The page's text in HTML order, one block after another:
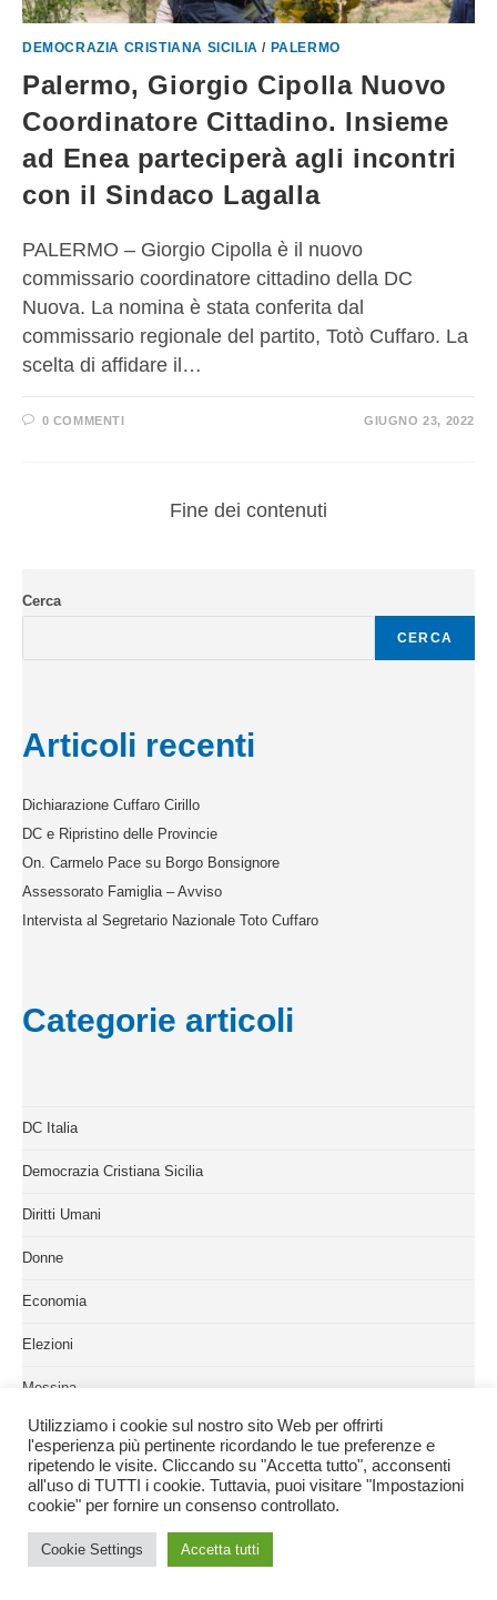
DEMOCRAZIA CRISTIANA SICILIA / PALERMO
Palermo, Giorgio Cipolla Nuovo
Coordinatore Cittadino. Insieme
ad Enea parteciperà agli incontri
con il Sindaco Lagalla
PALERMO – Giorgio Cipolla è il nuovo
commissario coordinatore cittadino della DC
Nuova. La nomina è stata conferita dal
commissario regionale del partito, Totò Cuffaro. La
scelta di affidare il…
0 COMMENTI GIUGNO 23, 2022
Fine dei contenuti
Cerca
CERCA
Articoli recenti
Dichiarazione Cuffaro Cirillo
DC e Ripristino delle Provincie
On. Carmelo Pace su Borgo Bonsignore
Assessorato Famiglia – Avviso
Intervista al Segretario Nazionale Toto Cuffaro
Categorie articoli
DC Italia
Democrazia Cristiana Sicilia
Diritti Umani
Donne
Economia
Elezioni
Messina
Palermo
Pari Opportunità
Utilizziamo i cookie sul nostro sito Web per offrirti
l'esperienza più pertinente ricordando le tue preferenze e
ripetendo le visite. Cliccando su "Accetta tutto", acconsenti
all'uso di TUTTI i cookie. Tuttavia, puoi visitare "Impostazioni
cookie" per fornire un consenso controllato.
Cookie Settings Accetta tutti